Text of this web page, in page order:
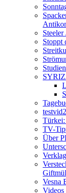
Stoppt
testvid2
Türkei:
TV-
Über
Vesna
Videos